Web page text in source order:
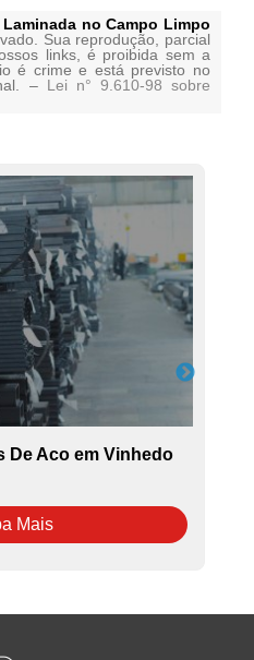
no Campo Limpo
Sua reprodução, parcial
links, é proibida sem a
é crime e está previsto no
– Lei n° 9.610-98 sobre
De Aco em Vinhedo
Mais